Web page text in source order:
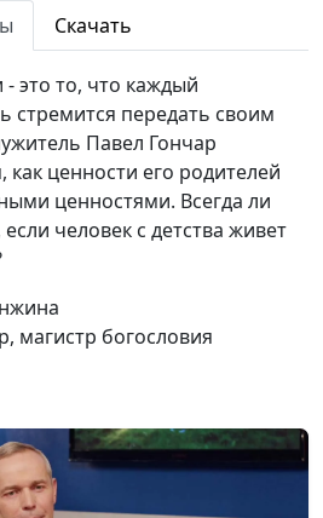
Юлия Уткина, Николай
Кунцевич,
священнослужитель и
Елена Варнавская
Юлия Уткина, Николай
Кунцевич,
священнослужитель и
Елена Варнавская
Аванесова, психолог
священнослужитель
Анна Богатская, Алина
Ронжина
#123
Скачать
это то, что каждый
стремится передать своим
Павел Гончар
как ценности его родителей
ценностями. Всегда ли
человек с детства живет
магистр богословия